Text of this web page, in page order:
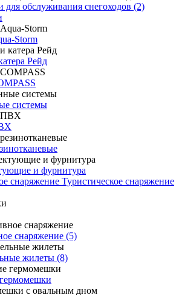
для обслуживания снегоходов (2)
Storm
Рейд
системы
и фурнитура
Туристическое снаряжение
снаряжение (5)
жилеты (8)